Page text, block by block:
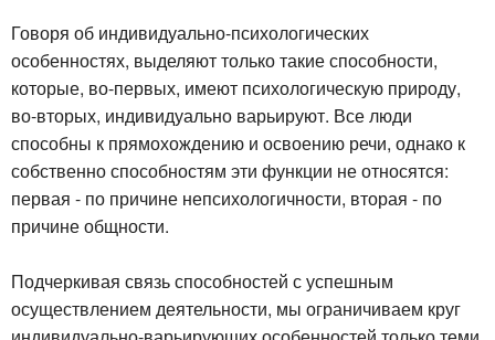
Говоря об индивидуально-психологических
особенностях, выделяют только такие способности,
которые, во-первых, имеют психологическую природу,
во-вторых, индивидуально варьируют. Все люди
способны к прямохождению и освоению речи, однако к
собственно способностям эти функции не относятся:
первая - по причине непсихологичности, вторая - по
причине общности.
Подчеркивая связь способностей с успешным
осуществлением деятельности, мы ограничиваем круг